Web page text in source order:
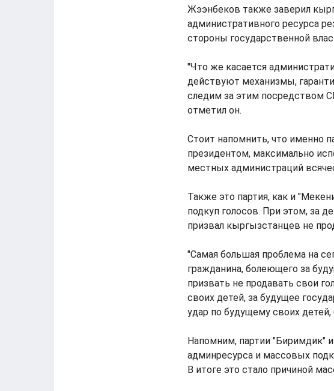
Жээнбеков также заверил
административного ресурса
стороны государственной
"Что же касается
действуют механизмы,
следим за этим посредством
отметил он.
Стоит напомнить, что именно
президентом, максимально
местных администраций
Также это партия, как и
подкуп голосов. При этом, за
призвал кыргызстанцев не
"Самая большая проблема на
гражданина, болеющего за
призвать не продавать свои
своих детей, за будущее
удар по будущему своих
Напомним, партии "Биримдик"
админресурса и массовых
В итоге это стало причиной